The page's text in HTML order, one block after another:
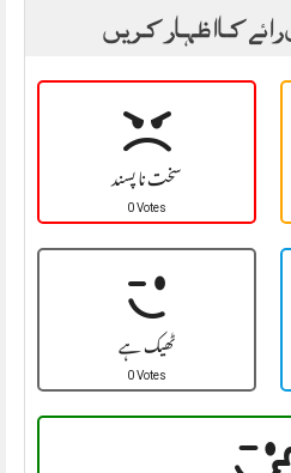
کا اظہار کریں
سخت نا پسند
0 Votes
ٹھیک ہے
0 Votes